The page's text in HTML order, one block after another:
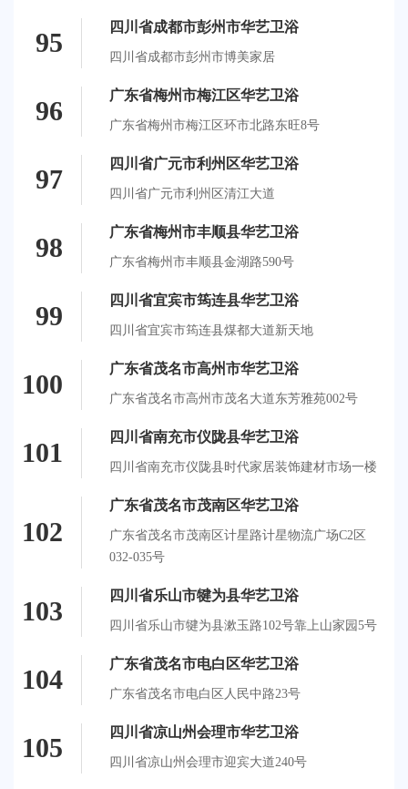
95
四川省成都市彭州市华艺卫浴
四川省成都市彭州市博美家居
96
广东省梅州市梅江区华艺卫浴
广东省梅州市梅江区环市北路东旺8号
97
四川省广元市利州区华艺卫浴
四川省广元市利州区清江大道
98
广东省梅州市丰顺县华艺卫浴
广东省梅州市丰顺县金湖路590号
99
四川省宜宾市筠连县华艺卫浴
四川省宜宾市筠连县煤都大道新天地
100
广东省茂名市高州市华艺卫浴
广东省茂名市高州市茂名大道东芳雅苑002号
101
四川省南充市仪陇县华艺卫浴
四川省南充市仪陇县时代家居装饰建材市场一楼
102
广东省茂名市茂南区华艺卫浴
广东省茂名市茂南区计星路计星物流广场C2区
032-035号
103
四川省乐山市犍为县华艺卫浴
四川省乐山市犍为县漱玉路102号靠上山家园5号
104
广东省茂名市电白区华艺卫浴
广东省茂名市电白区人民中路23号
105
四川省凉山州会理市华艺卫浴
四川省凉山州会理市迎宾大道240号